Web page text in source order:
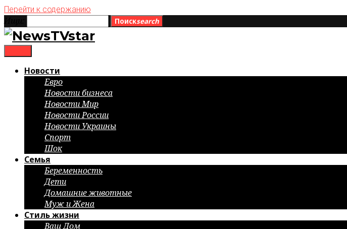
Перейти к содержанию
Поискsearch
Новости
Евро
Новости бизнеса
Новости Мир
Новости России
Новости Украины
Спорт
Шок
Семья
Беременность
Дети
Домашние животные
Муж и Жена
Стиль жизни
Ваш Дом